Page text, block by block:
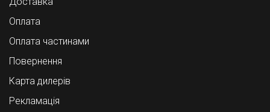
Оплата
Оплата частинами
Повернення
Карта дилерів
Рекламація